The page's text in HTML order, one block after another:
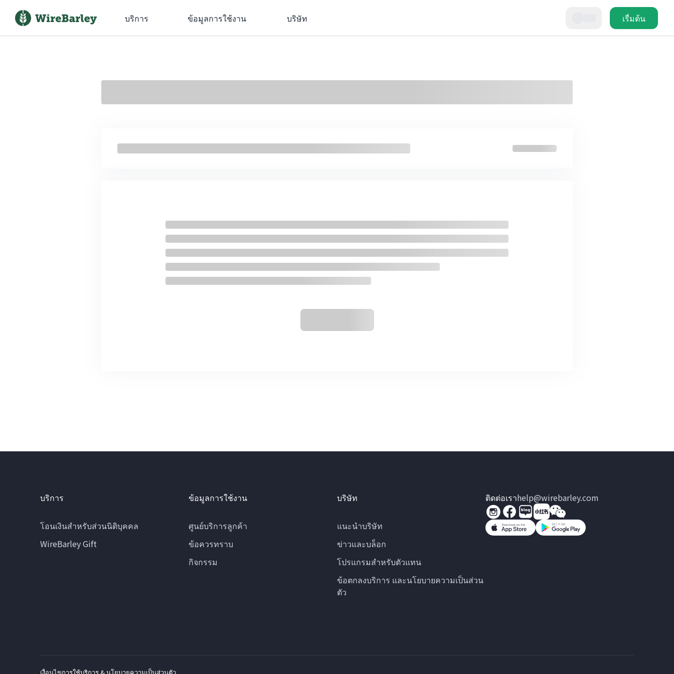
บริการ ข้อมูลการใช้งาน บริษัท เรื่มต้น
บริการ
โอนเงินสำหรับส่วนนิติบุคคล
WireBarley Gift
ข้อมูลการใช้งาน
ศูนย์บริการลูกค้า
ข้อควรทราบ
กิจกรรม
บริษัท
แนะนำบริษัท
ข่าวและบล็อก
โปรแกรมสำหรับตัวแทน
ข้อตกลงบริการ และนโยบายความเป็นส่วน
ตัว
ติดต่อเราhelp@wirebarley.com